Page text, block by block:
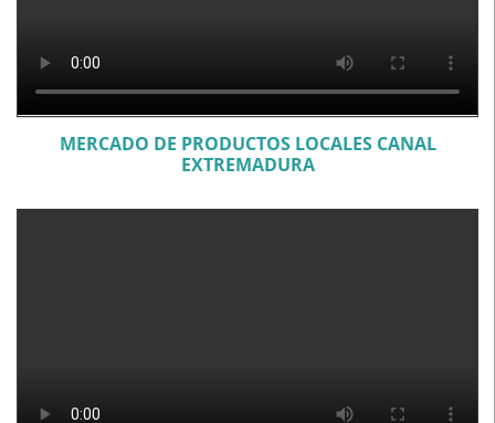
MERCADO DE PRODUCTOS LOCALES CANAL
EXTREMADURA